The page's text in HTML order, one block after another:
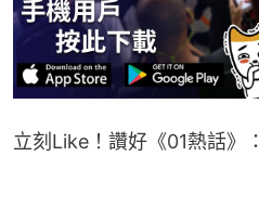
立刻Like！讚好《01熱話》：